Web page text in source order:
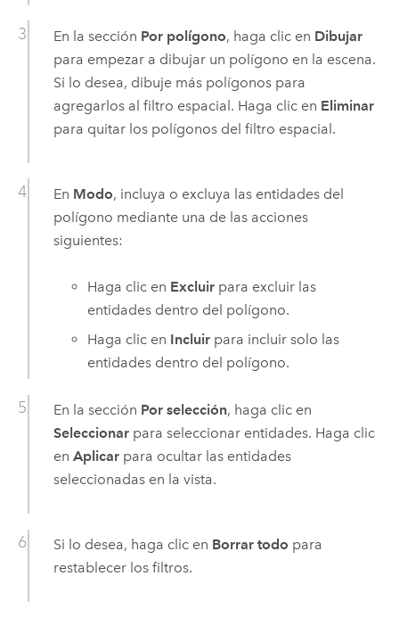
En la sección Por polígono, haga clic en Dibujar
para empezar a dibujar un polígono en la escena.
Si lo desea, dibuje más polígonos para
agregarlos al filtro espacial. Haga clic en Eliminar
para quitar los polígonos del filtro espacial.
En Modo, incluya o excluya las entidades del
polígono mediante una de las acciones
siguientes:
Haga clic en Excluir para excluir las
entidades dentro del polígono.
Haga clic en Incluir para incluir solo las
entidades dentro del polígono.
En la sección Por selección, haga clic en
Seleccionarpara seleccionar entidades. Haga clic
en Aplicarpara ocultar las entidades
seleccionadas en la vista.
Si lo desea, haga clic en Borrar todo para
restablecer los filtros.